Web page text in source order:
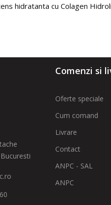
hidratanta cu Colagen
Comenzi si
Oferte speciale
Cum comand
Livrare
Contact
ANPC - SAL
ANPC